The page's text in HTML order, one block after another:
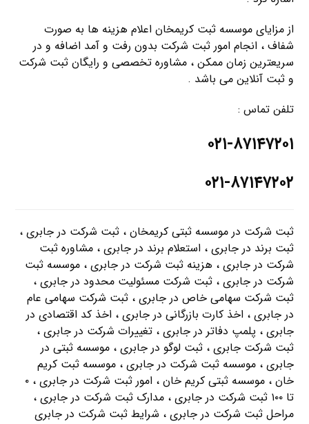
از مزایای موسسه ثبت کریمخان اعلام هزینه ها به صورت
شفاف ، انجام امور ثبت شرکت بدون رفت و آمد اضافه و در
سریعترین زمان ممکن ، مشاوره تخصصی و رایگان ثبت شرکت
و ثبت آنلاین می باشد .
تلفن تماس :
۰۲۱-۸۷۱۴۷۲۰۱
۰۲۱-۸۷۱۴۷۲۰۲
ثبت شرکت در موسسه ثبتی کریمخان ، ثبت شرکت در جابری ،
ثبت برند در جابری ، استعلام برند در جابری ، مشاوره ثبت
شرکت در جابری ، هزینه ثبت شرکت در جابری ، موسسه ثبت
شرکت در جابری ، ثبت شرکت مسئولیت محدود در جابری ،
ثبت شرکت سهامی خاص در جابری ، ثبت شرکت سهامی عام
در جابری ، اخذ کارت بازرگانی در جابری ، اخذ کد اقتصادی در
جابری ، پلمپ دفاتر در جابری ، تغییرات شرکت در جابری ،
ثبت شرکت جابری ، ثبت لوگو در جابری ، موسسه ثبتی در
جابری ، موسسه ثبت شرکت در جابری ، موسسه ثبت کریم
خان ، موسسه ثبتی کریم خان ، امور ثبت شرکت در جابری ، ۰
تا ۱۰۰ ثبت شرکت در جابری ، مدارک ثبت شرکت در جابری ،
مراحل ثبت شرکت در جابری ، شرایط ثبت شرکت در جابری